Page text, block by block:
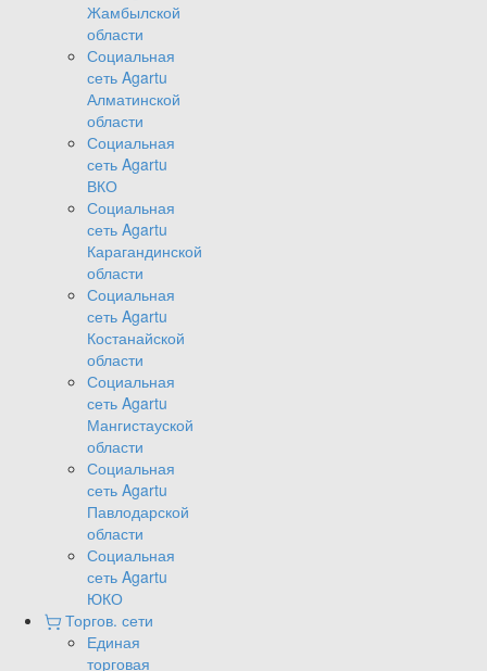
Жамбылской
области
Социальная
сеть Agartu
Алматинской
области
Социальная
сеть Agartu
ВКО
Социальная
сеть Agartu
Карагандинской
области
Социальная
сеть Agartu
Костанайской
области
Социальная
сеть Agartu
Мангистауской
области
Социальная
сеть Agartu
Павлодарской
области
Социальная
сеть Agartu
ЮКО
Торгов. сети
Единая
торговая